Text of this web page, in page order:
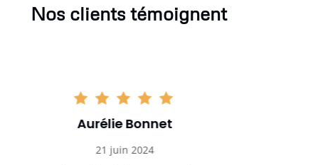
Nos clients témoignent
Aurélie Bonnet
21 juin 2024